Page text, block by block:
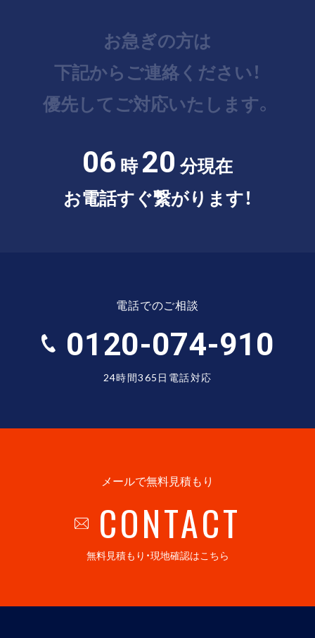
お急ぎの方は
下記からご連絡ください！
優先してご対応いたします。
06 時20 分現在
お電話すぐ繋がります！
電話でのご相談
0120-074-910
24時間365日電話対応
メールで無料見積もり
CONTACT
無料見積もり・現地確認はこちら